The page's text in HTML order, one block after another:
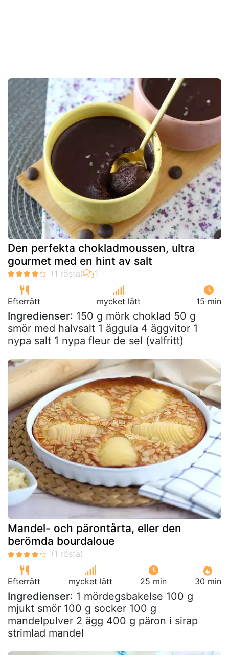
Den perfekta chokladmoussen, ultra
gourmet med en hint av salt
Efterrätt mycket lätt 15 min
Ingredienser: 150 g mörk choklad 50 g
smör med halvsalt 1 äggula 4 äggvitor 1
nypa salt 1 nypa fleur de sel (valfritt)
Mandel- och pärontårta, eller den
berömda bourdaloue
Efterrätt mycket lätt 25 min 30 min
Ingredienser: 1 mördegsbakelse 100 g
mjukt smör 100 g socker 100 g
mandelpulver 2 ägg 400 g päron i sirap
strimlad mandel